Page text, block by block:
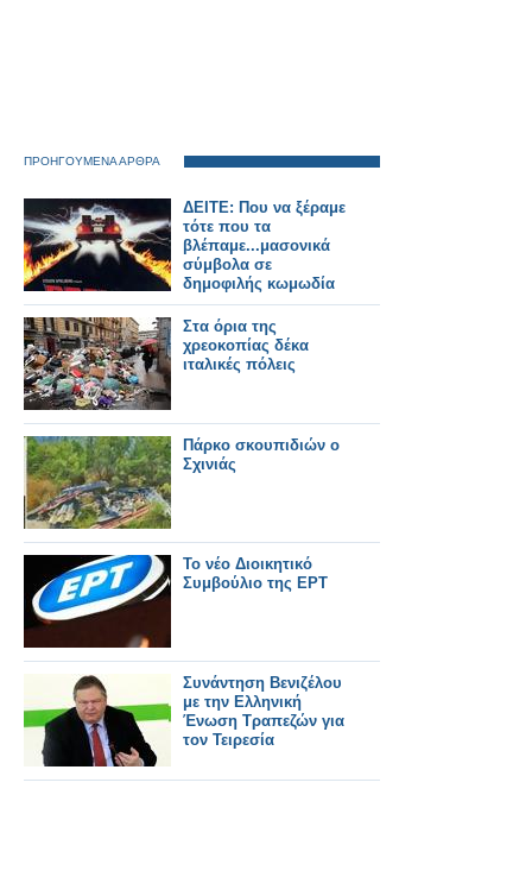
ΠΡΟΗΓΟΥΜΕΝΑ ΑΡΘΡΑ
ΔΕΙΤΕ: Που να ξέραμε
τότε που τα
βλέπαμε...μασονικά
σύμβολα σε
δημοφιλής κωμωδία
Στα όρια της
χρεοκοπίας δέκα
ιταλικές πόλεις
Πάρκο σκουπιδιών ο
Σχινιάς
Το νέο Διοικητικό
Συμβούλιο της ΕΡΤ
Συνάντηση Βενιζέλου
με την Ελληνική
Ένωση Τραπεζών για
τον Τειρεσία